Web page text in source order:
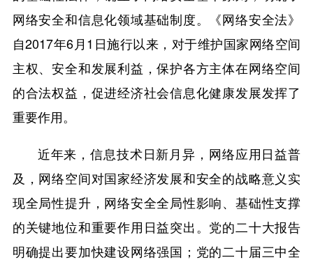
网络安全和信息化领域基础制度。《网络安全法》
自2017年6月1日施行以来，对于维护国家网络空间
主权、安全和发展利益，保护各方主体在网络空间
的合法权益，促进经济社会信息化健康发展发挥了
重要作用。
近年来，信息技术日新月异，网络应用日益普
及，网络空间对国家经济发展和安全的战略意义实
现全局性提升，网络安全全局性影响、基础性支撑
的关键地位和重要作用日益突出。党的二十大报告
明确提出要加快建设网络强国；党的二十届三中全